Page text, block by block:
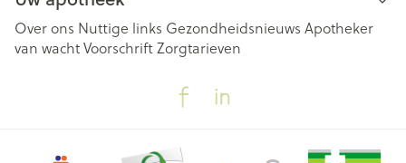
Over ons Nuttige links Gezondheidsnieuws Apotheker
van wachtVoorschriftZorgtarieven